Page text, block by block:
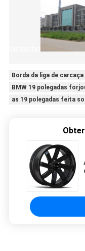
Borda da liga de
BMW 19 polegadas
as 19 polegadas feita